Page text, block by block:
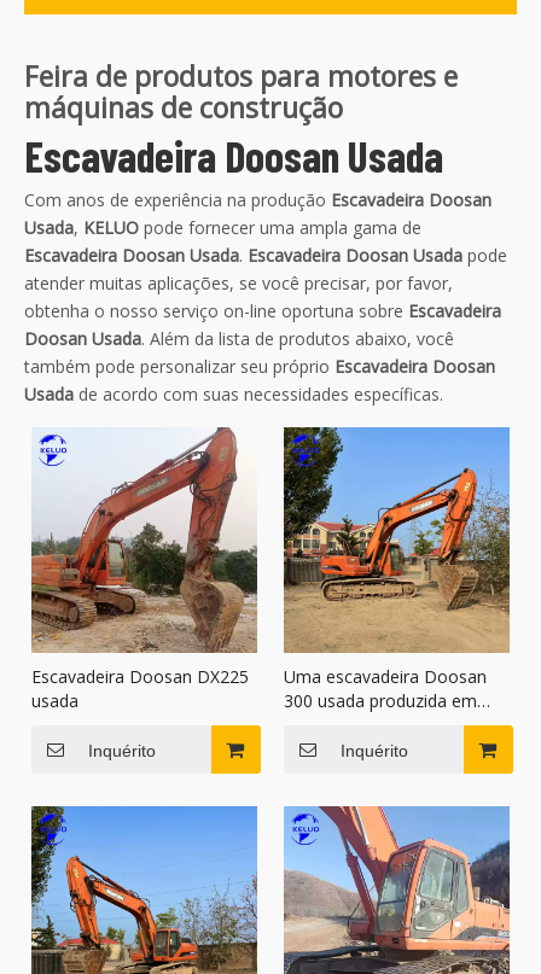
Feira de produtos para motores e
máquinas de construção
Escavadeira Doosan Usada
Com anos de experiência na produção Escavadeira Doosan
Usada, KELUO pode fornecer uma ampla gama de
Escavadeira Doosan Usada. Escavadeira Doosan Usada pode
atender muitas aplicações, se você precisar, por favor,
obtenha o nosso serviço on-line oportuna sobre Escavadeira
Doosan Usada. Além da lista de produtos abaixo, você
também pode personalizar seu próprio Escavadeira Doosan
Usada de acordo com suas necessidades específicas.
Escavadeira Doosan DX225
usada
Inquérito
Uma escavadeira Doosan
300 usada produzida em
Inquérito